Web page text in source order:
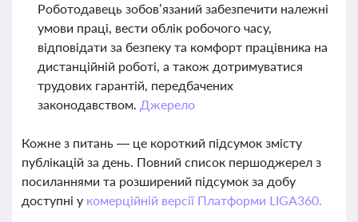
Роботодавець зобов’язаний забезпечити належні
умови праці, вести облік робочого часу,
відповідати за безпеку та комфорт працівника на
дистанційній роботі, а також дотримуватися
трудових гарантій, передбачених
законодавством. Джерело
Кожне з питань — це короткий підсумок змісту
публікацій за день. Повний список першоджерел з
посиланнями та розширений підсумок за добу
доступні у комерційній версії Платформи LIGA360.